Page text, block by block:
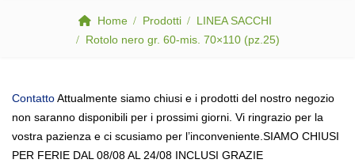
Home Prodotti
LINEA SACCHI
Rotolo nero gr. 60-mis. 70×110 (pz.25)
ContattoAttualmente siamo chiusi e i prodotti del nostro negozio
non saranno disponibili per i prossimi giorni. Vi ringrazio per la
vostra pazienza e ci scusiamo per l’inconveniente.SIAMO CHIUSI
PER FERIE DAL 08/08 AL 24/08 INCLUSI GRAZIE